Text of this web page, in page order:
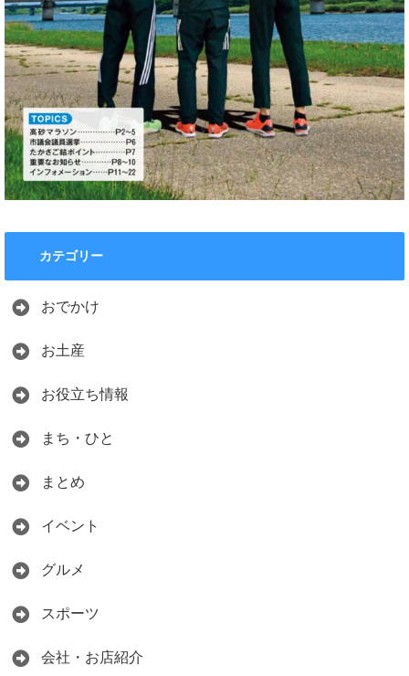
カテゴリー
おでかけ
お土産
お役立ち情報
まち・ひと
まとめ
イベント
グルメ
スポーツ
会社・お店紹介